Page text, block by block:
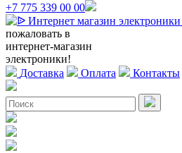
+7 775 339 00 00
пожаловать в
интернет-магазин
электроники!
Доставка
Оплата Контакты